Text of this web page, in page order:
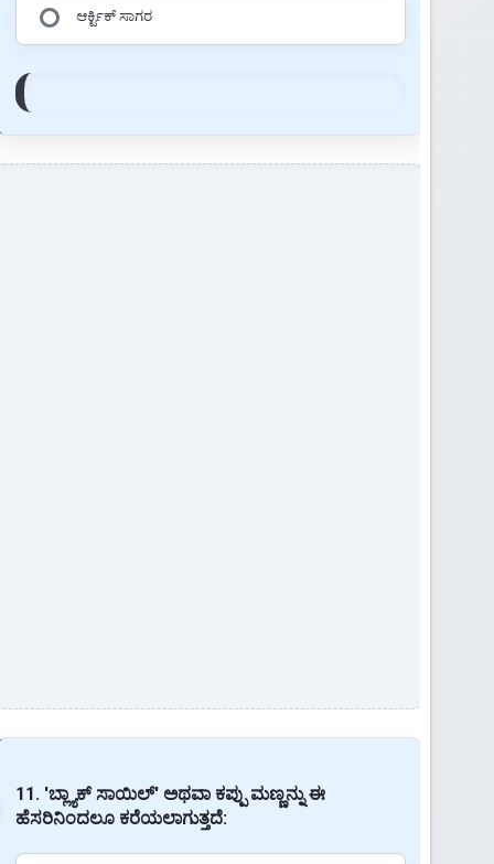
ಆರ್ಕ್ಟಿಕ್ ಸಾಗರ
11. 'ಬ್ಲ್ಯಾಕ್ ಸಾಯಿಲ್' ಅಥವಾ ಕಪ್ಪು ಮಣ್ಣನ್ನು ಈ
ಹೆಸರಿನಿಂದಲೂ ಕರೆಯಲಾಗುತ್ತದೆ: